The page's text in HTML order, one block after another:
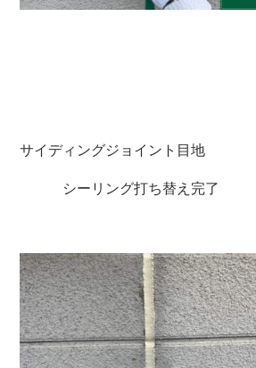
サイディングジョイント目地
シーリング打ち替え完了